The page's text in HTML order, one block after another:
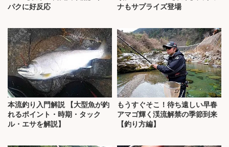
パクに好反応
ナもサプライズ登場
本流釣り入門解説 【大型魚が釣
れるポイント・時期・タック
ル・エサを解説】
もうすぐそこ！待ち遠しい早春
アマゴ輝く渓流解禁の季節到来
【釣り方編】